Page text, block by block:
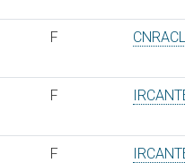
F CNRACL
F
F